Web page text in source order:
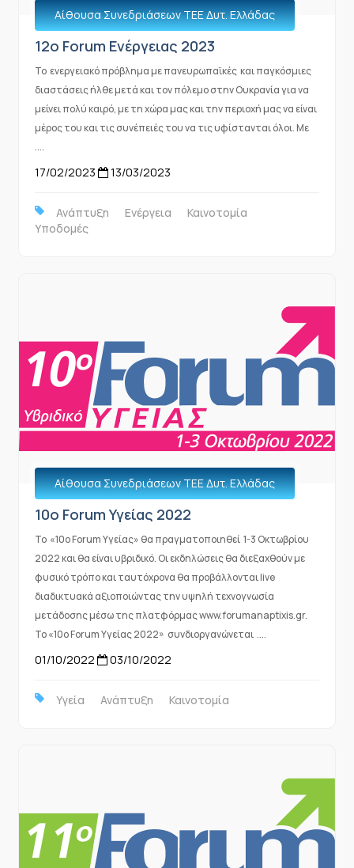
Αίθουσα Συνεδριάσεων ΤΕΕ Δυτ. Ελλάδας
12o Forum Ενέργειας 2023
Το ενεργειακό πρόβλημα με πανευρωπαϊκές και παγκόσμιες
διαστάσεις ήλθε μετά και τον πόλεμο στην Ουκρανία για να
μείνει πολύ καιρό, με τη χώρα μας και την περιοχή μας να είναι
μέρος του και τις συνέπειές του να τις υφίστανται όλοι. Με
....
17/02/2023 13/03/2023
Ανάπτυξη Ενέργεια
Καινοτομία
Υποδομές
Αίθουσα Συνεδριάσεων ΤΕΕ Δυτ. Ελλάδας
10o Forum Υγείας 2022
Το «10ο Forum Υγείας» θα πραγματοποιηθεί 1-3 Οκτωβρίου
2022 και θα είναι υβριδικό. Οι εκδηλώσεις θα διεξαχθούν με
φυσικό τρόπο και ταυτόχρονα θα προβάλλονται live
διαδικτυακά αξιοποιώντας την υψηλή τεχνογνωσία
μετάδοσης μέσω της πλατφόρμας www.forumanaptixis.gr.
Το «10ο Forum Υγείας 2022» συνδιοργανώνεται ....
01/10/2022 03/10/2022
Υγεία Ανάπτυξη Καινοτομία